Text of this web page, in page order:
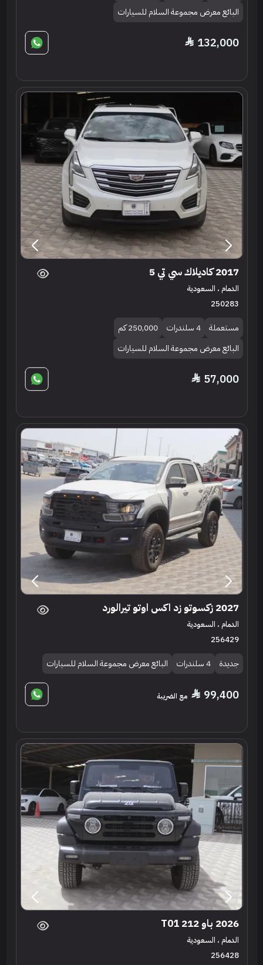
البائع معرض مجموعة السلام للسيارات
132,000
2017 كاديلاك سي تي 5
الدمام ، السعودية
250283
مستعملة 4 سلندرات
250,000 كم
البائع معرض مجموعة السلام للسيارات
57,000
2027 زكسوتو زد اكس اوتو تيرالورد
الدمام ، السعودية
256429
جديدة 4 سلندرات البائع معرض مجموعة السلام للسيارات
99,400 مع الضريبة
2026 باو 212 T01
الدمام ، السعودية
256428